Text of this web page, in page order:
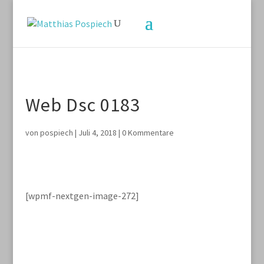
Web Dsc 0183
von pospiech | Juli 4, 2018 | 0 Kommentare
[wpmf-nextgen-image-272]